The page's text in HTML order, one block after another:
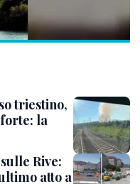
triestino,
la
Rive:
atto a